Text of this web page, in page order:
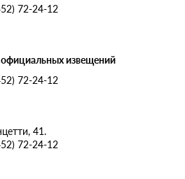
72-24-12
извещений
72-24-12
41.
72-24-12